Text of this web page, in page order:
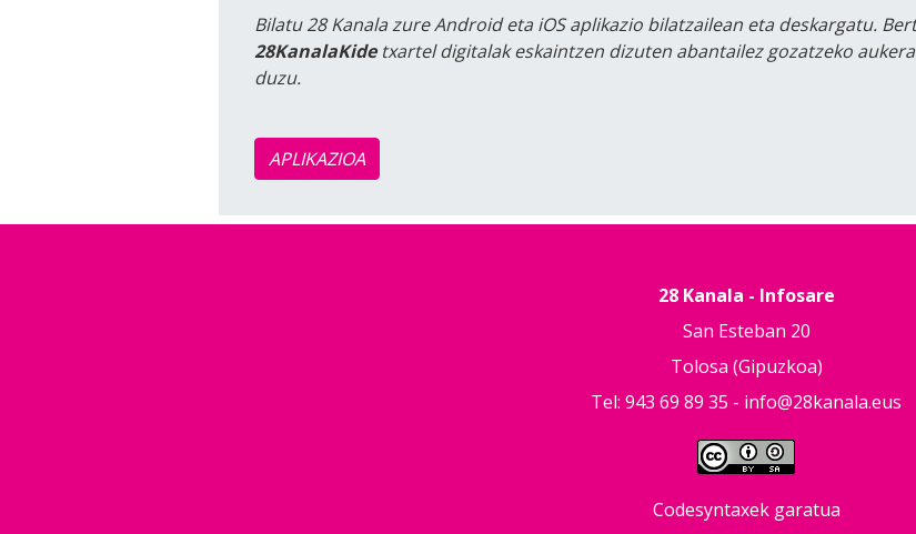
Bilatu 28 Kanala zure Android eta iOS aplikazio bilatzailean eta deskargatu.
28KanalaKidetxartel digitalak eskaintzen dizuten abantailez gozatzeko
duzu.
APLIKAZIOA
28 Kanala - Infosare
San Esteban 20
Tolosa (Gipuzkoa)
Tel: 943 69 89 35 - info@28kanala.eus
Codesyntaxek garatua